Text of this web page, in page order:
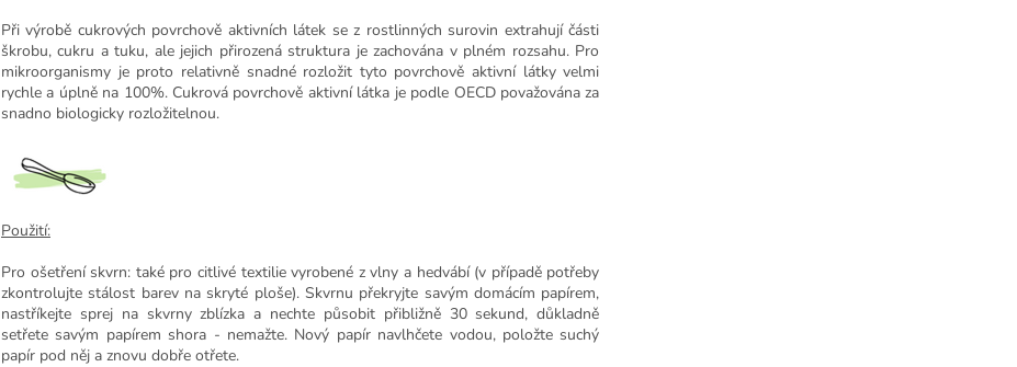
Při výrobě cukrových povrchově aktivních látek se z rostlinných surovin extrahují části
škrobu, cukru a tuku, ale jejich přirozená struktura je zachována v plném rozsahu. Pro
mikroorganismy je proto relativně snadné rozložit tyto povrchově aktivní látky velmi
rychle a úplně na 100%. Cukrová povrchově aktivní látka je podle OECD považována za
snadno biologicky rozložitelnou.
Použití:
Pro ošetření skvrn: také pro citlivé textilie vyrobené z vlny a hedvábí (v případě potřeby
zkontrolujte stálost barev na skryté ploše). Skvrnu překryjte savým domácím papírem,
nastříkejte sprej na skvrny zblízka a nechte působit přibližně 30 sekund, důkladně
setřete savým papírem shora - nemažte. Nový papír navlhčete vodou, položte suchý
papír pod něj a znovu dobře otřete.